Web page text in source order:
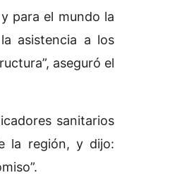
para el mundo la
asistencia a los
aseguró el
sanitarios
la región, y dijo: